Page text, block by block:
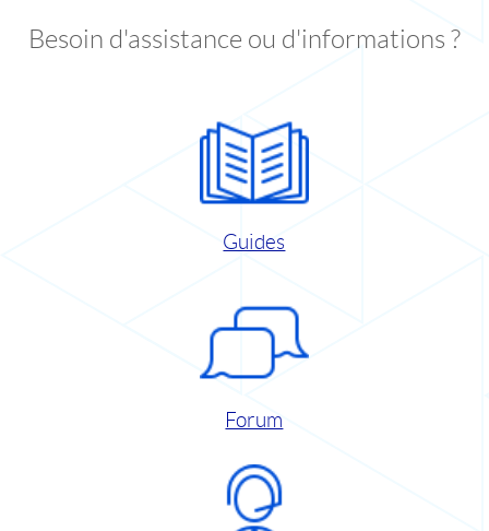
Besoin d'assistance ou d'informations ?
Guides
Forum